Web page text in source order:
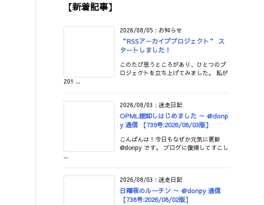
【新着記事】
2026/08/05 : お知らせ
“RSSアーカイブプロジェクト” ス
タートしました！
このたび思うところがあり、ひとつのプ
ロジェクトを立ち上げてみました。 私が
201 ...
2026/08/03 : 迷走日記
OPML棚卸しはじめました ～ @donp
y 通信 【739号:2026/08/03版】
こんばんは！今日もなぜか元気に更新
@donpy です。 ブログに復帰してすこし
...
2026/08/03 : 迷走日記
日曜夜のルーチン ～ @donpy 通信
【738号:2026/08/02版】